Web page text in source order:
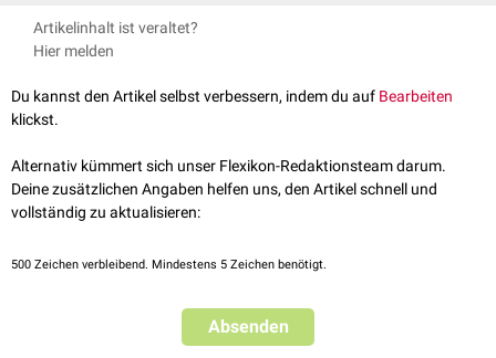
keine einheitliche Virusklasse, sondern teilen sich nur ihr präferiertes
Zielgewebe. Im weiteren Sinn können auch andere Hepatitiserreger, wie
gezählt werden.
Die wichtigsten fünf humanpathogenen
Hepatitis-A-Virus
Hepatitis-C-Virus(Flaviviridae)
Hepatitis-D-Virus
Die oben genannten Hepatitisviren variieren bezüglich ihres
Übertragungswegs, ihrerInkubationszeitund des von ihnen ausgelösten
Krankheitsverlaufs.
Artikelinhalt ist veraltet?
Hier melden
Du kannst den Artikel selbst verbessern, indem du auf Bearbeiten
klickst.
Alternativ kümmert sich unser Flexikon-Redaktionsteam darum.
Deine zusätzlichen Angaben helfen uns, den Artikel schnell und
vollständig zu aktualisieren:
500 Zeichen verbleibend. Mindestens 5 Zeichen benötigt.
Absenden